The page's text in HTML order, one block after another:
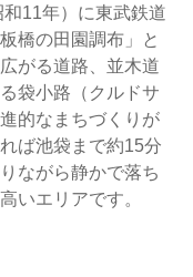
11年）に東武鉄道
橋の田園調布」と
がる道路、並木道
袋小路（クルドサ
的なまちづくりが
ば池袋まで約15分
ながら静かで落ち
いエリアです。